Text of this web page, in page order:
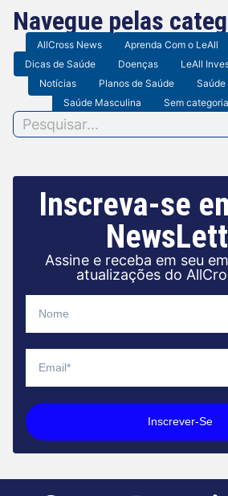
Navegue pelas
AllCross News Aprenda Com o LeAll
Dicas de Saúde
Doenças LeAll
Notícias
Planos de Saúde Saúde
Saúde Masculina
Sem categoria
Inscreva-se
Assine e receba em seu
atualizações do
Inscrever-Se